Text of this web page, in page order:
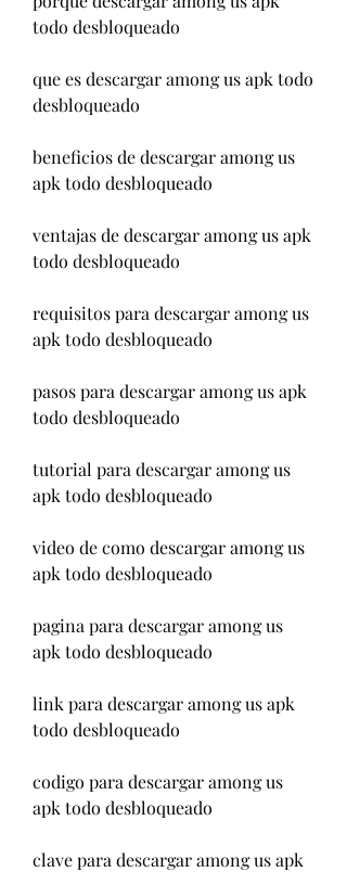
todo desbloqueado
que es descargar among us apk todo
desbloqueado
beneficios de descargar among us
apk todo desbloqueado
ventajas de descargar among us apk
todo desbloqueado
requisitos para descargar among us
apk todo desbloqueado
pasos para descargar among us apk
todo desbloqueado
tutorial para descargar among us
apk todo desbloqueado
video de como descargar among us
apk todo desbloqueado
pagina para descargar among us
apk todo desbloqueado
link para descargar among us apk
todo desbloqueado
codigo para descargar among us
apk todo desbloqueado
clave para descargar among us apk